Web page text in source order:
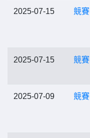
2025-07-15 競賽
2025-07-15 競賽
2025-07-09 競賽